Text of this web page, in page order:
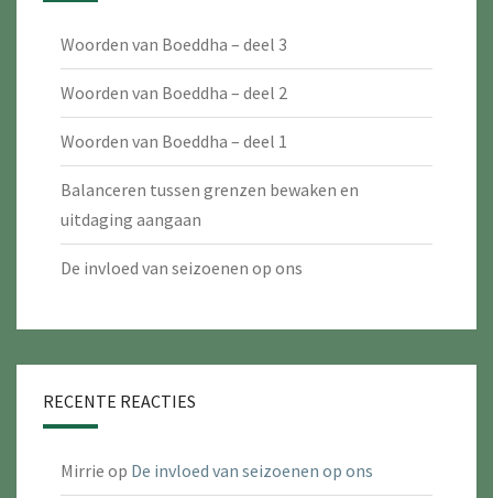
Woorden van Boeddha – deel 3
Woorden van Boeddha – deel 2
Woorden van Boeddha – deel 1
Balanceren tussen grenzen bewaken en
uitdaging aangaan
De invloed van seizoenen op ons
RECENTE REACTIES
Mirrie op De invloed van seizoenen op ons